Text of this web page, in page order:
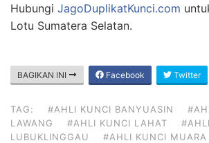
Hubungi JagoDuplikatKunci.com
Lotu Sumatera Selatan.
BAGIKAN INI Facebook Twitter
TAG: #AHLI KUNCI BANYUASIN
LAWANG
#AHLI KUNCI LAHAT
LUBUKLINGGAU
#AHLI KUNCI MUARA